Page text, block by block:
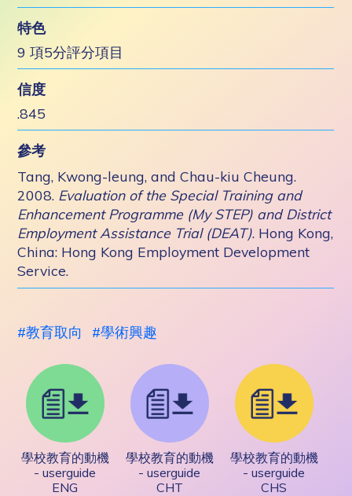
特色
9 項5分評分項目
信度
.845
參考
Tang, Kwong-leung, and Chau-kiu Cheung.
2008. Evaluation of the Special Training and
Enhancement Programme (My STEP) and District
Employment Assistance Trial (DEAT). Hong Kong,
China: Hong Kong Employment Development
Service.
教育取向 學術興趣
學校教育的動機
- userguide
ENG
學校教育的動機
- userguide
CHT
學校教育的動機
- userguide
CHS